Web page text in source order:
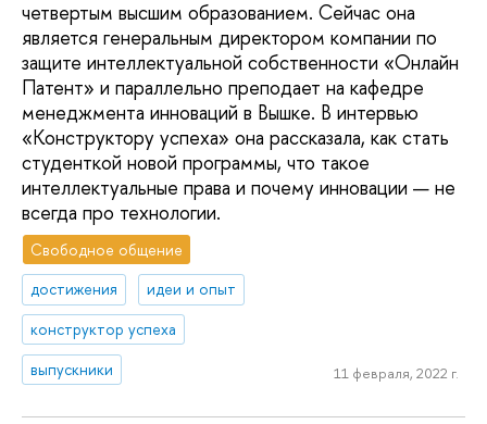
четвертым высшим образованием. Сейчас она
является генеральным директором компании по
защите интеллектуальной собственности «Онлайн
Патент» и параллельно преподает на кафедре
менеджмента инноваций в Вышке. В интервью
«Конструктору успеха» она рассказала, как стать
студенткой новой программы, что такое
интеллектуальные права и почему инновации — не
всегда про технологии.
Свободное общение
достижения
идеи и опыт
конструктор успеха
выпускники
11 февраля, 2022 г.